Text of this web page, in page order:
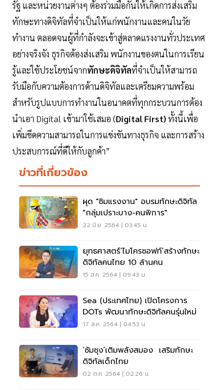
รัฐ และหน่วยงานต่างๆ ต้องร่วมมือกันให้เกิดการส่งเสริม
ทักษะทางดิจิทัลที่จำเป็นให้แก่พนักงานและคนในวัย
ทำงาน ตลอดจนผู้ที่กำลังจะเข้าสู่ตลาดแรงงานทั่วประเทศ
อย่างจริงจัง ธุรกิจต้องส่งเสริม พนักงานของตนในการเรียน
รู้และใช้ประโยชน์จากทักษะดิจิทัลที่จำเป็นให้สามารถ
รับมือกับความต้องการด้านดิจิทัลและเตรียมความพร้อม
สำหรับรูปแบบการทำงานในอนาคตที่ทุกกระบวนการต้อง
นำเอา Digital เข้ามาใช้เสมอ (Digital First) ทั้งนี้เพื่อ
เพิ่มขีดความสามารถในการแข่งขันทางธุรกิจ และการสร้าง
ประสบการณ์ที่ดีให้กับลูกค้า”
ข่าวที่เกี่ยวข้อง
ผุด "ซิมแรงงาน" อบรมทักษะดิจิทัล
"กลุ่มเปราะบาง-คนพิการ"
22 มิ.ย. 2564 | 03:45 น.
ยุทธศาสตร์‘ไมโครซอฟท์’สร้างทักษะ
ดิจิทัลคนไทย 10 ล้านคน
15 ส.ค. 2564 | 09:43 น.
Sea (ประเทศไทย) เปิดโครงการ
DOTs พัฒนาทักษะดิจิทัลคนรุ่นใหม่
17 ส.ค. 2564 | 04:53 น.
‘ซัมซุง’เติมพลังสมอง เสริมทักษะ
ดิจิทัลเด็กไทย
02 ต.ค. 2564 | 02:26 น.